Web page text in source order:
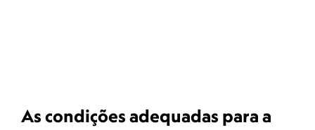
As condições adequadas para a